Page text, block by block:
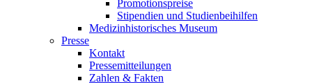
Promotionspreise
Stipendien und Studienbeihilfen
Medizinhistorisches Museum
Presse
Kontakt
Pressemitteilungen
Zahlen & Fakten